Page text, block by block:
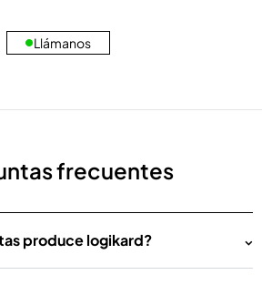
Llámanos
frecuentes
produce logikard?